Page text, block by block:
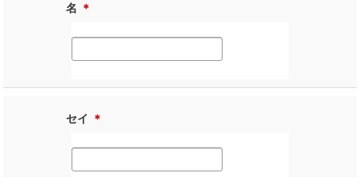
名 ＊
セイ ＊